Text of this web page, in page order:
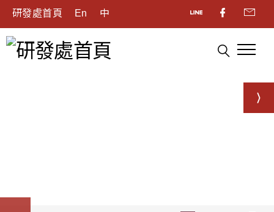
研發處首頁 En 中